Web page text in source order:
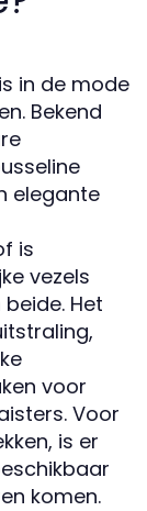
in de mode
Bekend
elegante
is
vezels
Het
voor
Voor
is er
komen.